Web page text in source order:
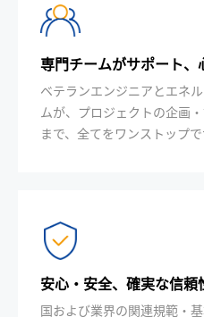
専門チームがサポート、
ベテランエンジニアとエネ
ムが、プロジェクトの企画
まで、全てをワンストップで
安心・安全、確実な信頼
国および業界の関連規範・